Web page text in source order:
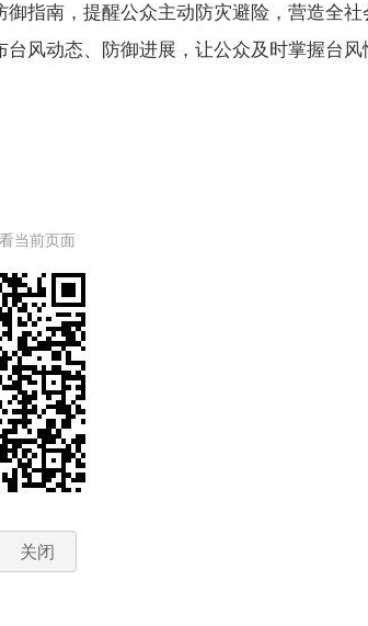
指南，提醒公众主动防灾避险，营造全
风动态、防御进展，让公众及时掌握台风
当前页面
关闭